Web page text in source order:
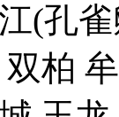
(孔
柏